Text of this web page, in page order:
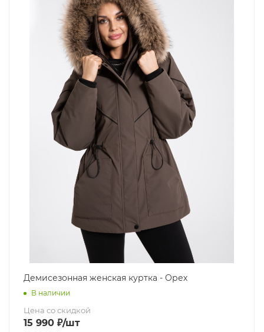
Демисезонная женская куртка - Орех
В наличии
Цена со скидкой
15 990 ₽/шт